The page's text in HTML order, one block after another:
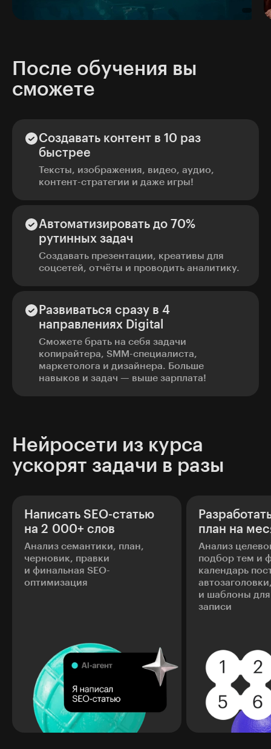
После обучения вы
сможете
Создавать контент в 10 раз
быстрее
Тексты, изображения, видео, аудио,
контент-стратегии и даже игры!
Автоматизировать до 70%
рутинных задач
Создавать презентации, креативы для
соцсетей, отчёты и проводить аналитику.
Развиваться сразу в 4
направлениях Digital
Сможете брать на себя задачи
копирайтера, SMM-специалиста,
маркетолога и дизайнера. Больше
навыков и задач — выше зарплата!
Нейросети из курса
ускорят задачи в разы
Написать SEO-статью
на 2 000+ слов
Анализ семантики, план,
черновик, правки
и финальная SEO-
оптимизация
план на
Анализ
подбор тем и
календарь
и шаблоны
записи